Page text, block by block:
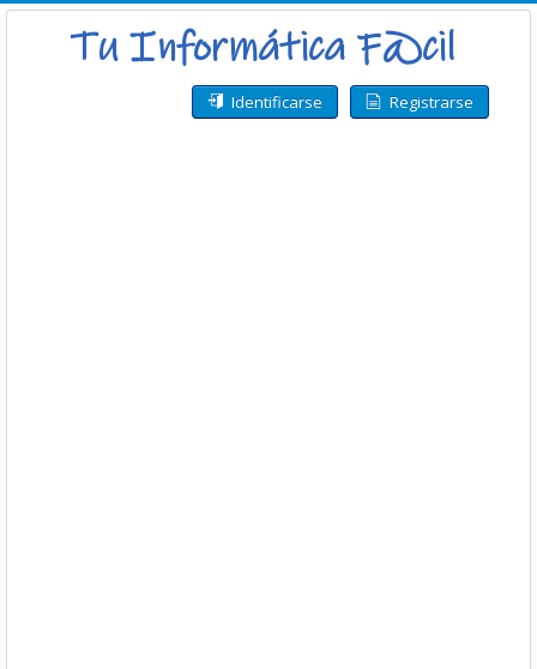
Identificarse Registrarse